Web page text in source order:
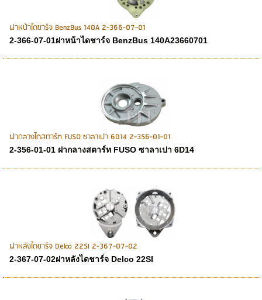
ฝาหน้าไดชาร์จ BenzBus 140A 2-366-07-01
2-366-07-01ฝาหน้าไดชาร์จ BenzBus 140A23660701
ฝากลางไดสตาร์ท FUSO ซาลาเปา 6D14 2-356-01-01
2-356-01-01 ฝากลางสตาร์ท FUSO ซาลาเปา 6D14
ฝาหลังไดชาร์จ Delco 22SI 2-367-07-02
2-367-07-02ฝาหลังไดชาร์จ Delco 22SI